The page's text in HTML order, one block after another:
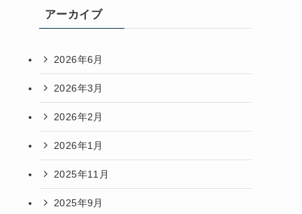
アーカイブ
2026年6月
2026年3月
2026年2月
2026年1月
2025年11月
2025年9月